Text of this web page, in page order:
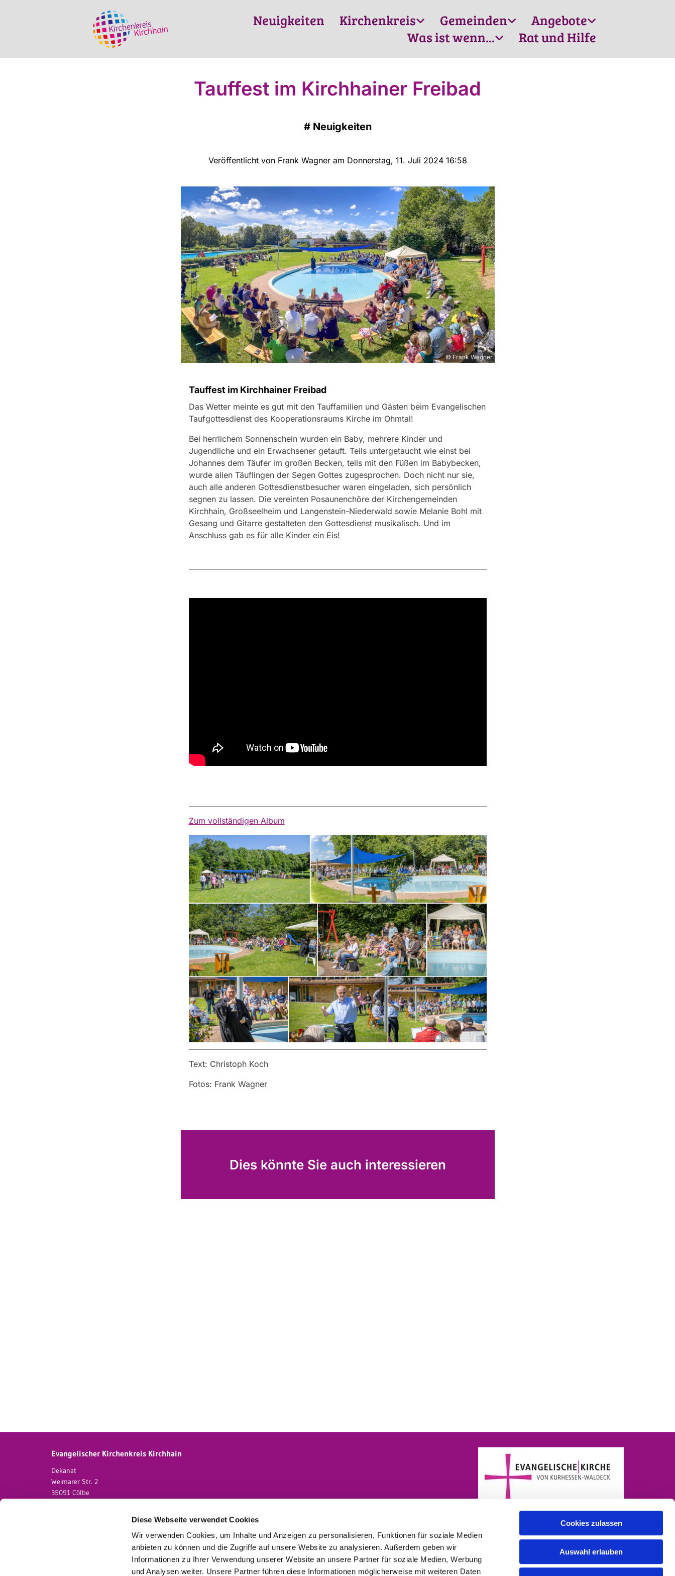
Diese Webseite verwendet Cookies
Wir verwenden Cookies, um Inhalte und Anzeigen zu personalisieren, Funktionen für soziale Medien
anbieten zu können und die Zugriffe auf unsere Website zu analysieren. Außerdem geben wir
Informationen zu Ihrer Verwendung unserer Website an unsere Partner für soziale Medien, Werbung
und Analysen weiter. Unsere Partner führen diese Informationen möglicherweise mit weiteren Daten
Cookies zulassen
Auswahl erlauben
Neuigkeiten Kirchenkreis Gemeinden
Angebote
Was ist wenn...
Rat und Hilfe
Tauffest im Kirchhainer Freibad
# Neuigkeiten
Veröffentlicht von Frank Wagner am Donnerstag, 11. Juli 2024 16:58
© Frank Wagner
Tauffest im Kirchhainer Freibad
Das Wetter meinte es gut mit den Tauffamilien und Gästen beim Evangelischen
Taufgottesdienst des Kooperationsraums Kirche im Ohmtal!
Bei herrlichem Sonnenschein wurden ein Baby, mehrere Kinder und
Jugendliche und ein Erwachsener getauft. Teils untergetaucht wie einst bei
Johannes dem Täufer im großen Becken, teils mit den Füßen im Babybecken,
wurde allen Täuflingen der Segen Gottes zugesprochen. Doch nicht nur sie,
auch alle anderen Gottesdienstbesucher waren eingeladen, sich persönlich
segnen zu lassen. Die vereinten Posaunenchöre der Kirchengemeinden
Kirchhain, Großseelheim und Langenstein-Niederwald sowie Melanie Bohl mit
Gesang und Gitarre gestalteten den Gottesdienst musikalisch. Und im
Anschluss gab es für alle Kinder ein Eis!
Zum vollständigen Album
Text: Christoph Koch
Fotos: Frank Wagner
Dies könnte Sie auch interessieren
Evangelischer Kirchenkreis Kirchhain
Dekanat
Weimarer Str. 2
35091 Cölbe
dekanat.kirchhain@ekkw.de
Beispielbezeichnung